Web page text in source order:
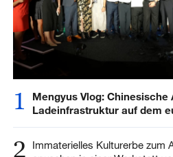
1
Mengyus Vlog: Chinesische
Ladeinfrastruktur auf dem
2
Immaterielles Kulturerbe zum